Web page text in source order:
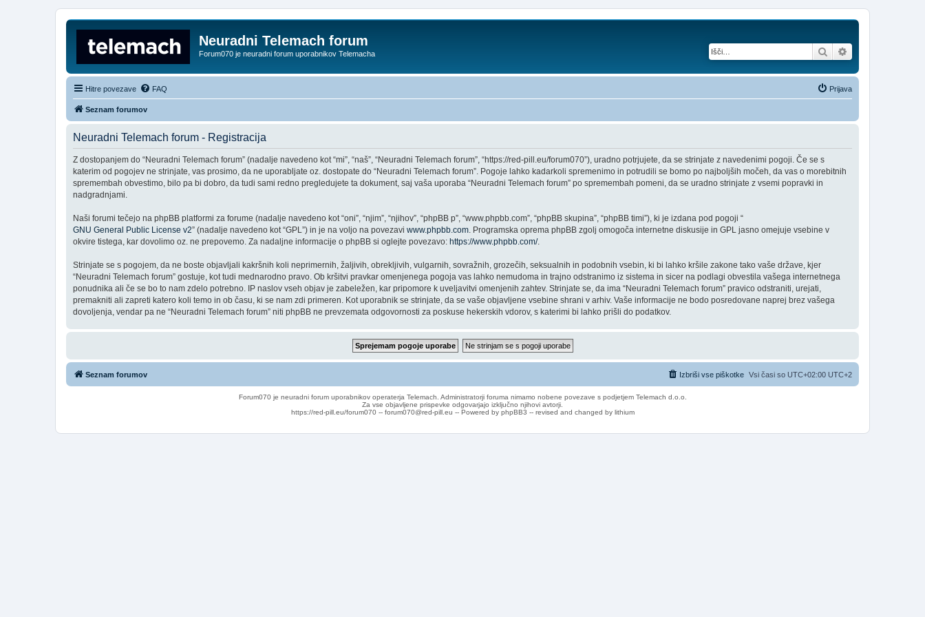
Neuradni Telemach forum
Forum070 je neuradni forum uporabnikov Telemacha Iskanje
Hitre povezave FAQ Prijava
Seznam forumov
Neuradni Telemach forum - Registracija
Z dostopanjem do “Neuradni Telemach forum” (nadalje navedeno kot “mi”, “naš”, “Neuradni Telemach forum”, “https://red-pill.eu/forum070”), uradno potrjujete, da se strinjate z navedenimi pogoji. Če se s
katerim od pogojev ne strinjate, vas prosimo, da ne uporabljate oz. dostopate do “Neuradni Telemach forum”. Pogoje lahko kadarkoli spremenimo in potrudili se bomo po najboljših močeh, da vas o morebitnih
spremembah obvestimo, bilo pa bi dobro, da tudi sami redno pregledujete ta dokument, saj vaša uporaba “Neuradni Telemach forum” po spremembah pomeni, da se uradno strinjate z vsemi popravki in
nadgradnjami.
Naši forumi tečejo na phpBB platformi za forume (nadalje navedeno kot “oni”, “njim”, “njihov”, “phpBB p”, “www.phpbb.com”, “phpBB skupina”, “phpBB timi”), ki je izdana pod pogoji “
GNU General Public License v2” (nadalje navedeno kot “GPL”) in je na voljo na povezavi www.phpbb.com . Programska oprema phpBB zgolj omogoča internetne diskusije in GPL jasno omejuje vsebine v
okvire tistega, kar dovolimo oz. ne prepovemo. Za nadaljne informacije o phpBB si oglejte povezavo: https://www.phpbb.com/.
Strinjate se s pogojem, da ne boste objavljali kakršnih koli neprimernih, žaljivih, obrekljivih, vulgarnih, sovražnih, grozečih, seksualnih in podobnih vsebin, ki bi lahko kršile zakone tako vaše države, kjer
“Neuradni Telemach forum” gostuje, kot tudi mednarodno pravo. Ob kršitvi pravkar omenjenega pogoja vas lahko nemudoma in trajno odstranimo iz sistema in sicer na podlagi obvestila vašega internetnega
ponudnika ali če se bo to nam zdelo potrebno. IP naslov vseh objav je zabeležen, kar pripomore k uveljavitvi omenjenih zahtev. Strinjate se, da ima “Neuradni Telemach forum” pravico odstraniti, urejati,
premakniti ali zapreti katero koli temo in ob času, ki se nam zdi primeren. Kot uporabnik se strinjate, da se vaše objavljene vsebine shrani v arhiv. Vaše informacije ne bodo posredovane naprej brez vašega
dovoljenja, vendar pa ne “Neuradni Telemach forum” niti phpBB ne prevzemata odgovornosti za poskuse hekerskih vdorov, s katerimi bi lahko prišli do podatkov.
Seznam forumov Vsi časi so UTC+02:00 UTC+2
Izbriši vse piškotke
Forum070 je neuradni forum uporabnikov operaterja Telemach. Administratorji foruma nimamo nobene povezave s podjetjem Telemach d.o.o.
Za vse objavljene prispevke odgovarjajo izključno njihovi avtorji.
https://red-pill.eu/forum070 -- forum070@red-pill.eu -- Powered by phpBB3 -- revised and changed by lithium